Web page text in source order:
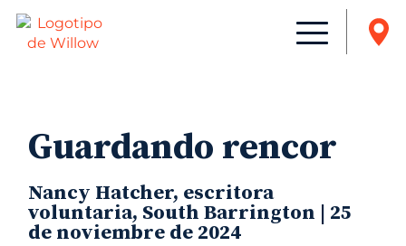
Guardando rencor
Nancy Hatcher, escritora
voluntaria, South Barrington | 25
de noviembre de 2024